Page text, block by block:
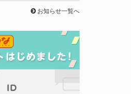
お知らせ一覧へ